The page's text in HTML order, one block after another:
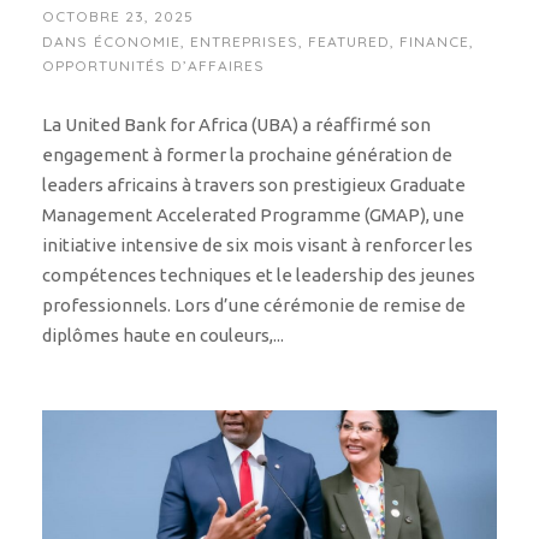
OCTOBRE 23, 2025
DANS ÉCONOMIE, ENTREPRISES, FEATURED, FINANCE,
OPPORTUNITÉS D’AFFAIRES
La United Bank for Africa (UBA) a réaffirmé son
engagement à former la prochaine génération de
leaders africains à travers son prestigieux Graduate
Management Accelerated Programme (GMAP), une
initiative intensive de six mois visant à renforcer les
compétences techniques et le leadership des jeunes
professionnels. Lors d’une cérémonie de remise de
diplômes haute en couleurs,...